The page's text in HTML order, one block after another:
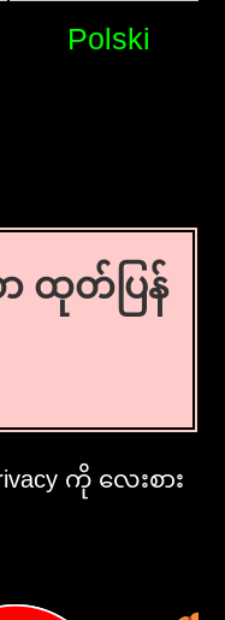
Polski
ထုတ်ပြန်
ကို လေးစား